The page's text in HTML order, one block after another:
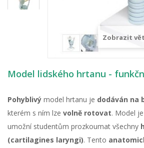
Zobrazit
Model lidského hrtanu -
Pohyblivý model hrtanu je dodáván na
kterém s ním lze volně rotovat. Model je
umožní studentům prozkoumat všechny
(cartilagines laryngi). Tento